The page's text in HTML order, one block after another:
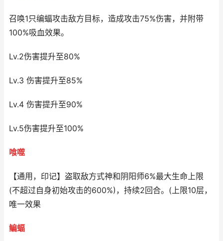
召唤1只编蝠攻击敌方目标，造成攻击75%伤害，并附带
100%吸血效果。
Lv.2伤害提升至80%
Lv.3 伤害提升至85%
Lv.4 伤害提升至90%
Lv.5伤害提升至100%
喰噬
【通用，印记】盗取敌方式神和阴阳师6%最大生命上限
(不超过自身初始攻击的600%)，持续2回合。(上限10层，
唯一效果
鳊蝠